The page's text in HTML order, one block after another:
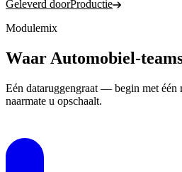
Geleverd doorProductie
Modulemix
Waar Automobiel-
Eén dataruggengraat — begin met één
naarmate u opschaalt.